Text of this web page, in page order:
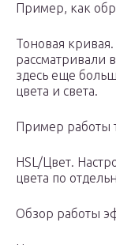
Пример, как
Тоновая
рассматривали
здесь еще
цвета и света.
Пример работы
HSL/Цвет.
цвета по
Обзор работы